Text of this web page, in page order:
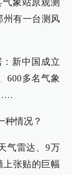
象站原观测
州有一台测风
新中国成立
600多名气象
种情况？
气雷达、9万
张贴的巨幅